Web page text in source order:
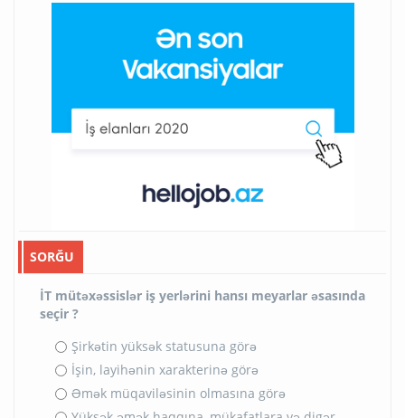
SORĞU
İT mütəxəssislər iş yerlərini hansı meyarlar əsasında
seçir ?
Şirkətin yüksək statusuna görə
İşin, layihənin xarakterinə görə
Əmək müqaviləsinin olmasına görə